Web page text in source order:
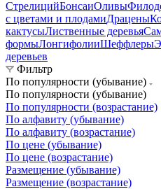
СтрелицийБонсаиОливы
с цветами и плодамиДрацены
кактусыЛиственные деревья
формыЛонгифолииШеффлеры
деревьев
Фильтр
По популярности (убывание)
По популярности (убывание)
По популярности (возрастание)
По алфавиту (убывание)
По алфавиту (возрастание)
По цене (убывание)
По цене (возрастание)
Размещение (убывание)
Размещение (возрастание)